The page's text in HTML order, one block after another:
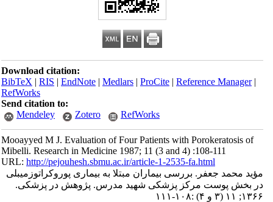
Download citation:
BibTeX|RIS|EndNote|Medlars|ProCite|Reference Manager
RefWorks
Send citation to:
Mendeley
Zotero RefWorks
Mooayyed M J. Evaluation of Four Patients with Porokeratosis of
Mibelli. Research in Medicine 1987; 11 (3 and 4) :108-111
URL:http://pejouhesh.sbmu.ac.ir/article-1-2535-fa.html
مؤید محمد جعفر. بررسی بیماران مبتلا به بیماری پوروکراتوزمیبلی
در بخش پوست مرکز پزشکی شهید مدرس. پژوهش در پزشکی.
۱۳۶۶; ۱۱ (۳ و ۴) :۱۰۸-۱۱۱